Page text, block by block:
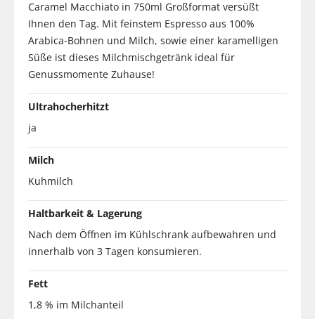
Caramel Macchiato in 750ml Großformat versüßt
Ihnen den Tag. Mit feinstem Espresso aus 100%
Arabica-Bohnen und Milch, sowie einer karamelligen
Süße ist dieses Milchmischgetränk ideal für
Genussmomente Zuhause!
Ultrahocherhitzt
ja
Milch
Kuhmilch
Haltbarkeit & Lagerung
Nach dem Öffnen im Kühlschrank aufbewahren und
innerhalb von 3 Tagen konsumieren.
Fett
1,8 % im Milchanteil